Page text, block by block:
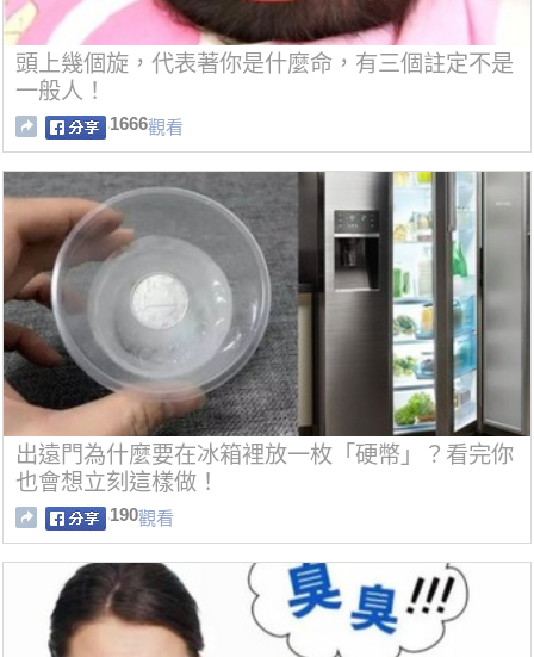
頭上幾個旋，代表著你是什麼命，有三個註定不是
一般人！
1666觀看
出遠門為什麼要在冰箱裡放一枚「硬幣」？看完你
也會想立刻這樣做！
190觀看